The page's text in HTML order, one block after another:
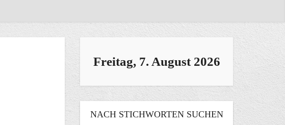
Freitag, 7. August 2026
NACH STICHWORTEN SUCHEN